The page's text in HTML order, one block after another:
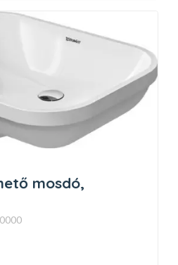
mosdó,